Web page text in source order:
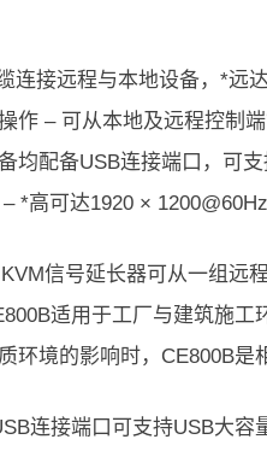
连接远程与本地设备，*远
作 – 可从本地及远程控制
均配备USB连接端口，可
*高可达1920 × 1200@60Hz
信号延长器可从一组远
适用于工厂与建筑施工
环境的影响时，CE800B是
连接端口可支持USB大